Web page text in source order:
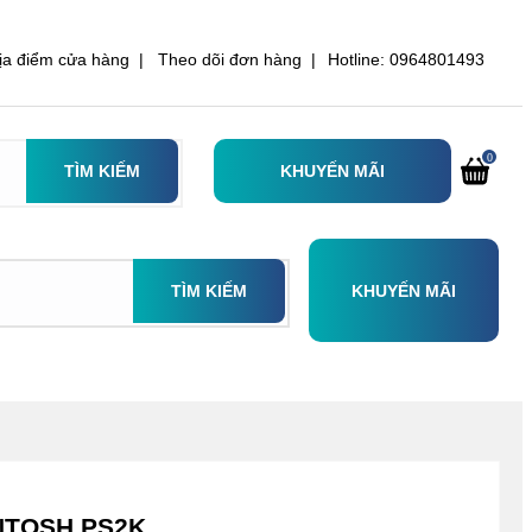
điểm cửa hàng | Theo dõi đơn hàng | Hotline: 0964801493
TÌM KIẾM KHUYẾN MÃI
0
TÌM KIẾM KHUYẾN MÃI
PS2K